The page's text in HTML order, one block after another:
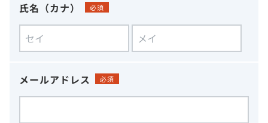
氏名（カナ） 必須
メールアドレス 必須